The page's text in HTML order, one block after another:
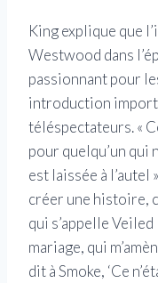
King explique que
Westwood dans
passionnant pour
introduction
téléspectateurs. «
pour quelqu’un qui
est laissée à l’autel
créer une histoire,
qui s’appelle Veiled
mariage, qui
dit à Smoke, ‘Ce